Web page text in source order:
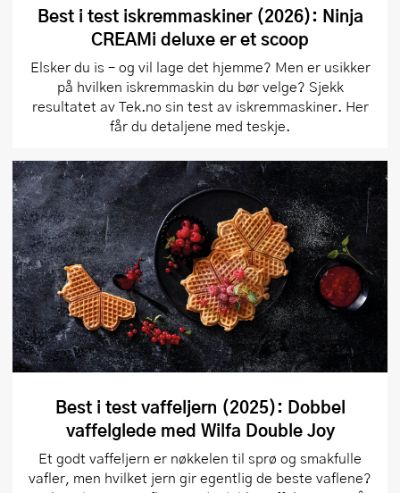
Best i test iskremmaskiner (2026): Ninja
CREAMi deluxe er et scoop
Elsker du is – og vil lage det hjemme? Men er usikker
på hvilken iskremmaskin du bør velge? Sjekk
resultatet av Tek.no sin test av iskremmaskiner. Her
får du detaljene med teskje.
Best i test vaffeljern (2025): Dobbel
vaffelglede med Wilfa Double Joy
Et godt vaffeljern er nøkkelen til sprø og smakfulle
vafler, men hvilket jern gir egentlig de beste vaflene?